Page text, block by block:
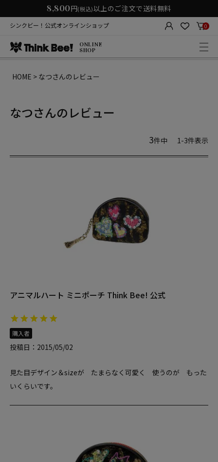
8,800円(税込)以上のご注文で送料無料
シンクビー！公式オンラインショップ 0
ONLINE
SHOP
HOME なつさんのレビュー
なつさんのレビュー
3件中 1-3件表示
アニマルハート ミニポーチ Think Bee! 公式
購入者
投稿日 2015/05/02
見た目デザイン＆sizeが　たまらなく可愛く　使うのが　もった
いくらいです。